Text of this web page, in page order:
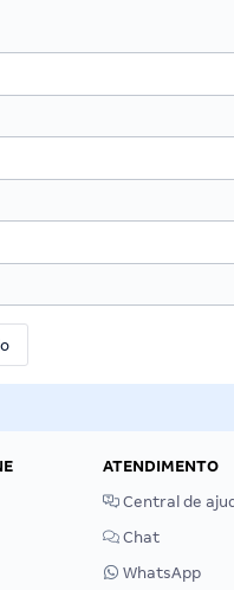
ATENDIMENTO
Central de
Chat
WhatsApp